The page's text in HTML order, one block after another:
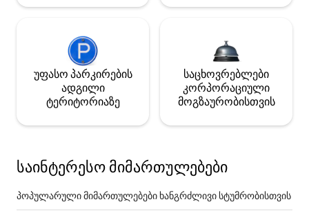
უფასო პარკირების
ადგილი
ტერიტორიაზე
საცხოვრებლები
კორპორაციული
მოგზაურობისთვის
საინტერესო მიმართულებები
პოპულარული მიმართულებები ხანგრძლივი სტუმრობისთვის